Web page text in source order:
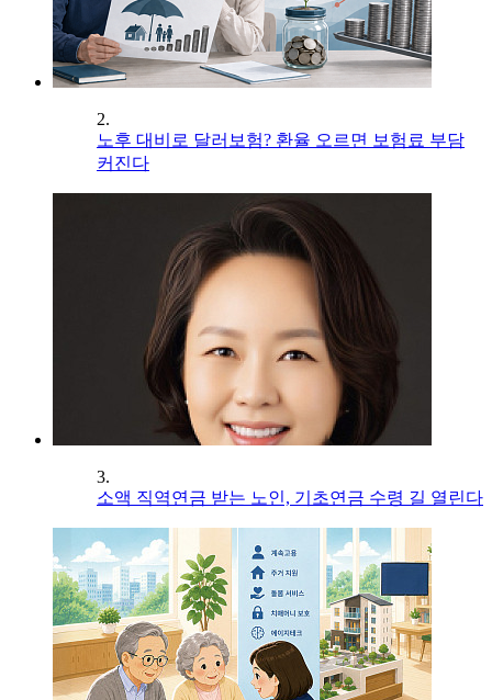
2.
노후 대비로 달러보험? 환율 오르면 보험료 부담
커진다
3.
소액 직역연금 받는 노인, 기초연금 수령 길 열린다